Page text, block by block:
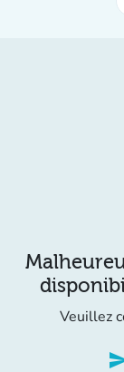
Veuillez